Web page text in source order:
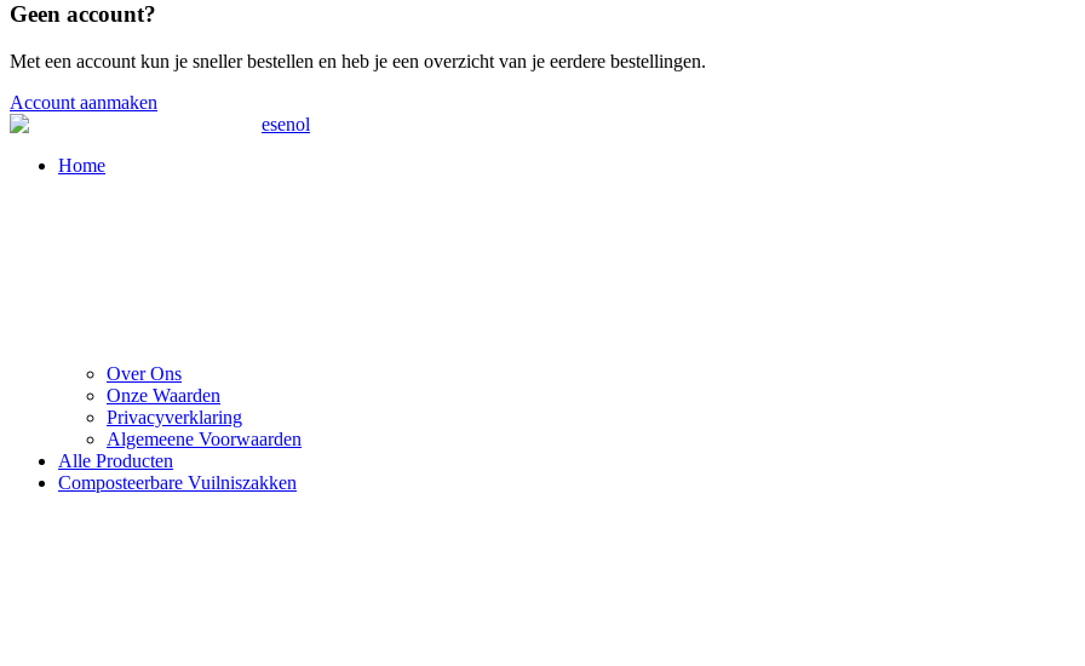
Geen account?
Met een account kun je sneller bestellen en heb je een overzicht van je eerdere bestellingen.
Account aanmaken
Home
Over Ons
Onze Waarden
Privacyverklaring
Algemeene Voorwaarden
Alle Producten
Composteerbare Vuilniszakken